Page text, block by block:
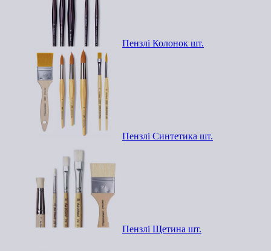
Пензлі Колонок шт.
Пензлі Синтетика шт.
Пензлі Щетина шт.